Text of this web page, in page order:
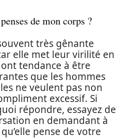
de mon corps ?
très gênante
elle met leur virilité en
tendance à être
que les hommes
ne veulent pas non
excessif. Si
répondre, essayez de
en demandant à
pense de votre